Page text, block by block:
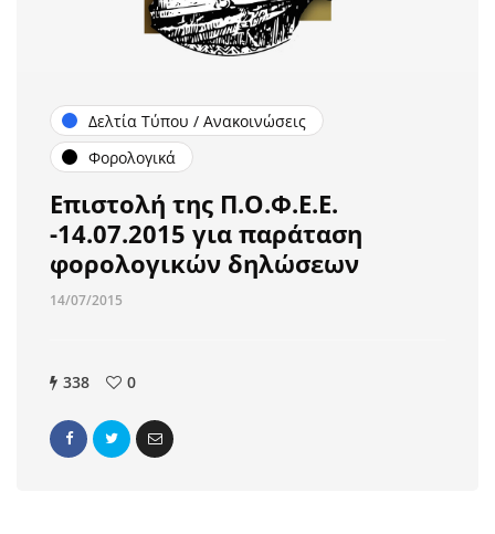
Δελτία Τύπου / Ανακοινώσεις
Φορολογικά
Επιστολή της Π.Ο.Φ.Ε.Ε.
-14.07.2015 για παράταση
φορολογικών δηλώσεων
14/07/2015
338 0